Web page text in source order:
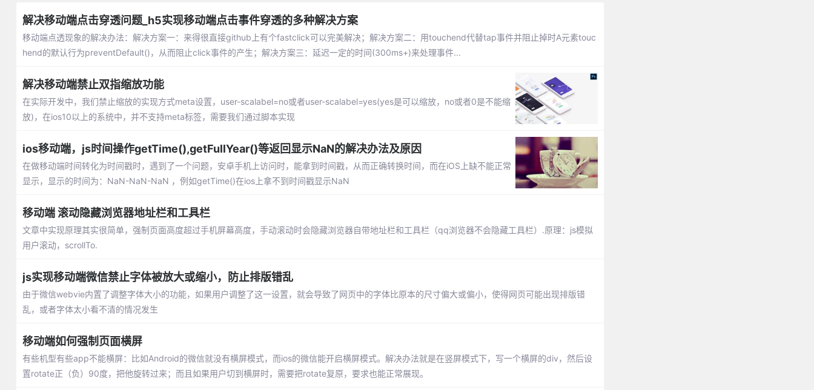
解决移动端点击穿透问题_h5实现移动端点击事件穿透的多种解决方案
移动端点透现象的解决办法：解决方案一：来得很直接github上有个fastclick可以完美解决；解决方案二：用touchend代替tap事件并阻止掉时A元素touc
hend的默认行为preventDefault()，从而阻止click事件的产生；解决方案三：延迟一定的时间(300ms+)来处理事件...
解决移动端禁止双指缩放功能
在实际开发中，我们禁止缩放的实现方式meta设置，user-scalabel=no或者user-scalabel=yes(yes是可以缩放，no或者0是不能缩
放)，在ios10以上的系统中，并不支持meta标签，需要我们通过脚本实现
ios移动端，js时间操作getTime(),getFullYear()等返回显示NaN的解决办法及原因
在做移动端时间转化为时间戳时，遇到了一个问题，安卓手机上访问时，能拿到时间戳，从而正确转换时间，而在iOS上缺不能正常
显示，显示的时间为：NaN-NaN-NaN ，例如getTime()在ios上拿不到时间戳显示NaN
移动端 滚动隐藏浏览器地址栏和工具栏
文章中实现原理其实很简单，强制页面高度超过手机屏幕高度，手动滚动时会隐藏浏览器自带地址栏和工具栏（qq浏览器不会隐藏工具栏）.原理：js模拟
用户滚动，scrollTo.
js实现移动端微信禁止字体被放大或缩小，防止排版错乱
由于微信webvie内置了调整字体大小的功能，如果用户调整了这一设置，就会导致了网页中的字体比原本的尺寸偏大或偏小，使得网页可能出现排版错
乱，或者字体太小看不清的情况发生
移动端如何强制页面横屏
有些机型有些app不能横屏：比如Android的微信就没有横屏模式，而ios的微信能开启横屏模式。解决办法就是在竖屏模式下，写一个横屏的div，然后设
置rotate正（负）90度，把他旋转过来；而且如果用户切到横屏时，需要把rotate复原，要求也能正常展现。